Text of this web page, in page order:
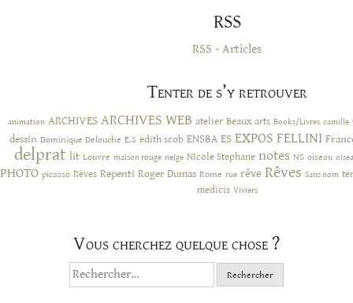
RSS
RSS - Articles
Tenter de s’y retrouver
animation ARCHIVES ARCHIVES WEB atelier Beaux arts Books/Livres camille
dessin Dominique Delouche E.S edith scob ENSBA ES EXPOS FELLINI
delprat lit Louvre maison rouge neige NIcole Stephane notes NS oiseau
PHOTO picasso Rêves Repenti Roger Dumas Rome rue rêve Rêves Sans nom
medicis Viviers
Vous cherchez quelque chose ?
Rechercher :